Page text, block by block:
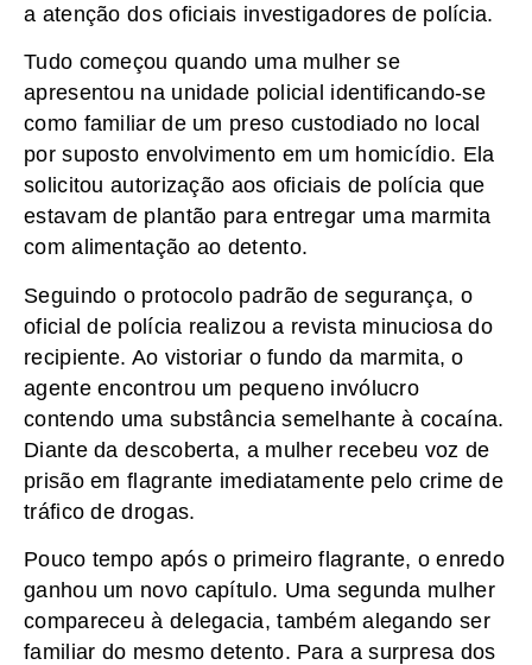
a atenção dos oficiais investigadores de polícia.
Tudo começou quando uma mulher se
apresentou na unidade policial identificando-se
como familiar de um preso custodiado no local
por suposto envolvimento em um homicídio. Ela
solicitou autorização aos oficiais de polícia que
estavam de plantão para entregar uma marmita
com alimentação ao detento.
Seguindo o protocolo padrão de segurança, o
oficial de polícia realizou a revista minuciosa do
recipiente. Ao vistoriar o fundo da marmita, o
agente encontrou um pequeno invólucro
contendo uma substância semelhante à cocaína.
Diante da descoberta, a mulher recebeu voz de
prisão em flagrante imediatamente pelo crime de
tráfico de drogas.
Pouco tempo após o primeiro flagrante, o enredo
ganhou um novo capítulo. Uma segunda mulher
compareceu à delegacia, também alegando ser
familiar do mesmo detento. Para a surpresa dos